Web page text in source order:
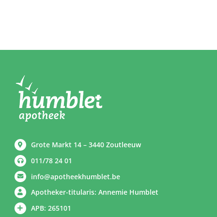
Grote Markt 14 – 3440 Zoutleeuw
011/78 24 01
info@apotheekhumblet.be
Apotheker-titularis: Annemie Humblet
APB: 265101